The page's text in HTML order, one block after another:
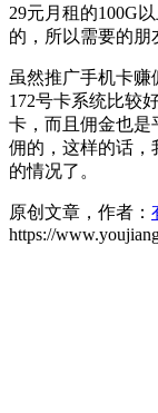
29元月租的100G
的，所以需要的朋
虽然推广手机卡
172号卡系统比较
卡，而且佣金也是
佣的，这样的话，
的情况了。
原创文章，作者：
https://